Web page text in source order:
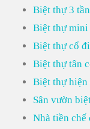
Biệt thự 3
Biệt thự mini
Biệt thự cổ
Biệt thự tân
Biệt thự hiện
Sân vườn
Nhà tiền chế